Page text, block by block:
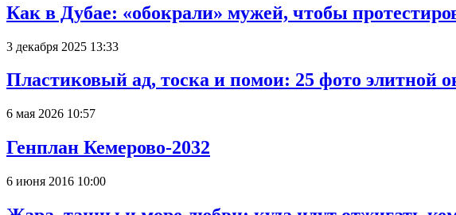
Как в Дубае: «обокрали» мужей, чтобы
3 декабря 2025 13:33
Пластиковый ад, тоска и помои: 25 фото элитной
6 мая 2026 10:57
Генплан Кемерово-2032
6 июня 2016 10:00